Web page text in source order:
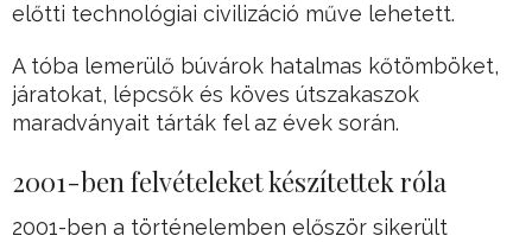
előtti technológiai civilizáció műve lehetett.
A tóba lemerülő búvárok hatalmas kőtömböket,
járatokat, lépcsők és köves útszakaszok
maradványait tárták fel az évek során.
2001-ben felvételeket készítettek róla
2001-ben a történelemben először sikerült